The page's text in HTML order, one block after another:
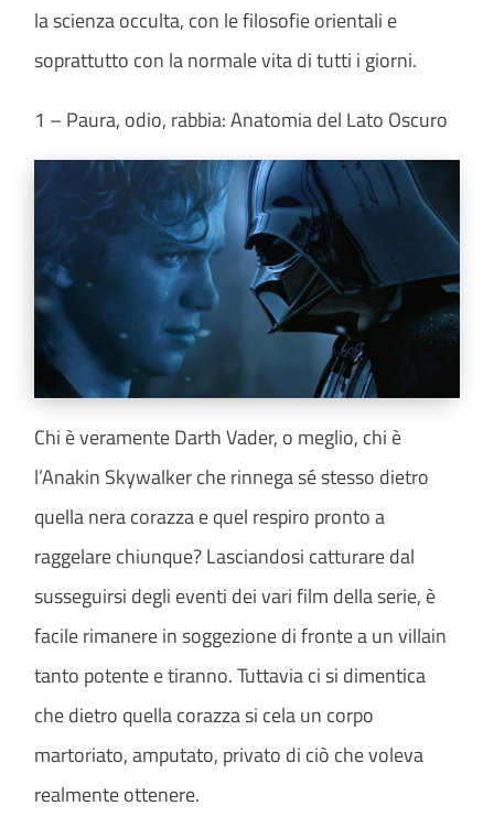
la scienza occulta, con le filosofie orientali e
soprattutto con la normale vita di tutti i giorni.
1 – Paura, odio, rabbia: Anatomia del Lato Oscuro
Chi è veramente Darth Vader, o meglio, chi è
l’Anakin Skywalker che rinnega sé stesso dietro
quella nera corazza e quel respiro pronto a
raggelare chiunque? Lasciandosi catturare dal
susseguirsi degli eventi dei vari film della serie, è
facile rimanere in soggezione di fronte a un villain
tanto potente e tiranno. Tuttavia ci si dimentica
che dietro quella corazza si cela un corpo
martoriato, amputato, privato di ciò che voleva
realmente ottenere.